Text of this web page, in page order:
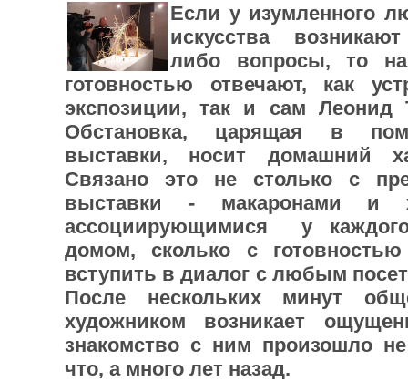
Если у изумленного
искусства
либо вопросы, то
готовностью отвечают, как
экспозиции, так и сам Леонид
Обстановка, царящая в
выставки, носит домашний
Связано это не столько с
выставки - макаронами и
ассоциирующимися у
домом, сколько с готовностью
вступить в диалог с любым
После нескольких минут
художником возникает
знакомство с ним произошло
что, а много лет назад.